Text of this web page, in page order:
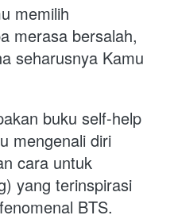
memilih
merasa bersalah,
seharusnya Kamu
buku self-help
mengenali diri
cara untuk
yang terinspirasi
BTS.